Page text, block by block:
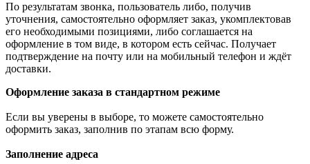
По результатам звонка, пользователь либо, получив
уточнения, самостоятельно оформляет заказ, укомплектовав
его необходимыми позициями, либо соглашается на
оформление в том виде, в котором есть сейчас. Получает
подтверждение на почту или на мобильный телефон и ждёт
доставки.
Оформление заказа в стандартном режиме
Если вы уверены в выборе, то можете самостоятельно
оформить заказ, заполнив по этапам всю форму.
Заполнение адреса